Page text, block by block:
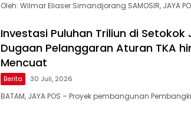
Oleh: Wilmar Eliaser Simandjorang SAMOSIR, JAYA
Investasi Puluhan Triliun di Setokok
Dugaan Pelanggaran Aturan TKA
Mencuat
Berita 30 Juli, 2026
BATAM, JAYA POS – Proyek pembangunan